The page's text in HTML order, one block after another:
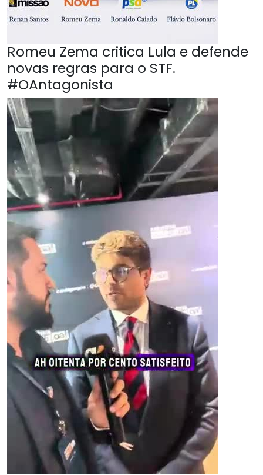
Romeu Zema critica Lula e defende
novas regras para o STF.
#OAntagonista